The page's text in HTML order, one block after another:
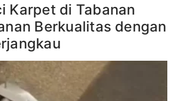
Karpet di Tabanan
Berkualitas dengan